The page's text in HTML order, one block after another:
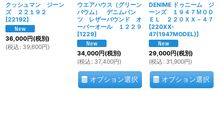
クッシュマン ジーン
ズ ２２１９２
[22192]
36,000円(税別)
(税込 : 39,600円)
ウエアハウス（グリーン
バウム） デニムパン
ツ レザーバウンド オ
ーバーオール １２２９
[1229]
34,000円(税別)
(税込 : 37,400円)
オプション選択
DENIME ドゥニーム ジ
ーンズ １９４７ＭＯＤ
ＥＬ ２２０ＸＸ－４７
[220XX-
47(1947MODEL)]
29,000円(税別)
(税込 : 31,900円)
オプション選択